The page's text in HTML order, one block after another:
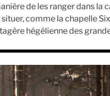
de les ranger dans
situer, comme la chapelle
hégélienne des